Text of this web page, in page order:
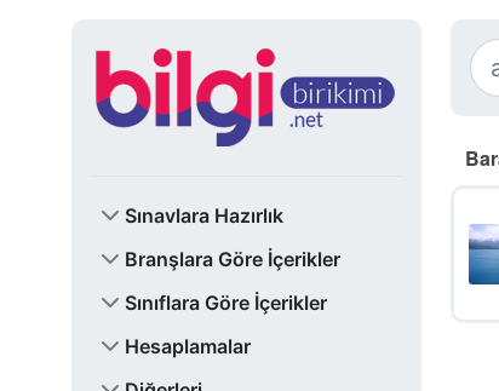
Sınavlara Hazırlık
Branşlara Göre İçerikler
Sınıflara Göre İçerikler
Hesaplamalar